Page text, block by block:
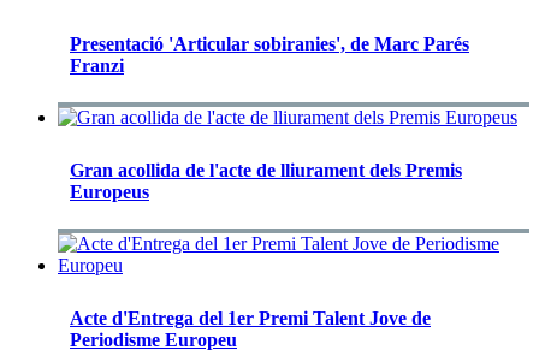
Presentació 'Articular sobiranies', de Marc Parés
Franzi
Gran acollida de l'acte de lliurament dels Premis
Europeus
Acte d'Entrega del 1er Premi Talent Jove de
Periodisme Europeu